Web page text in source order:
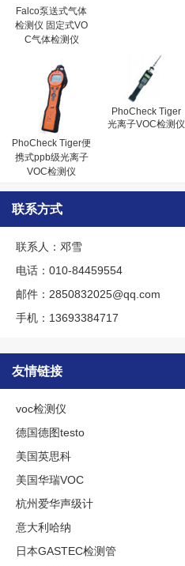
Falco泵送式气体
检测仪 固定式VO
C气体检测仪
PhoCheck Tiger便
携式ppb级光离子
VOC检测仪
PhoCheck Tiger
光离子VOC检测仪
联系方式
联系人：邓雪
电话：010-84459554
邮件：2850832025@qq.com
手机：13693384717
友情链接
voc检测仪
德国德图testo
美国英思科
美国华瑞VOC
杭州爱华声级计
意大利哈纳
日本GASTEC检测管